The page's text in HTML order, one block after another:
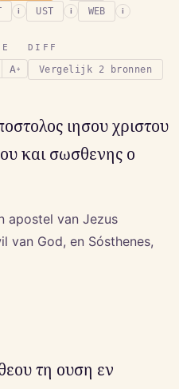
i UST i WEB i
A +
DIFF
Vergelijk 2 bronnen
ιησου χριστου
και σωσθενης ο
apostel van Jezus
van God, en Sósthenes,
τη ουση εν